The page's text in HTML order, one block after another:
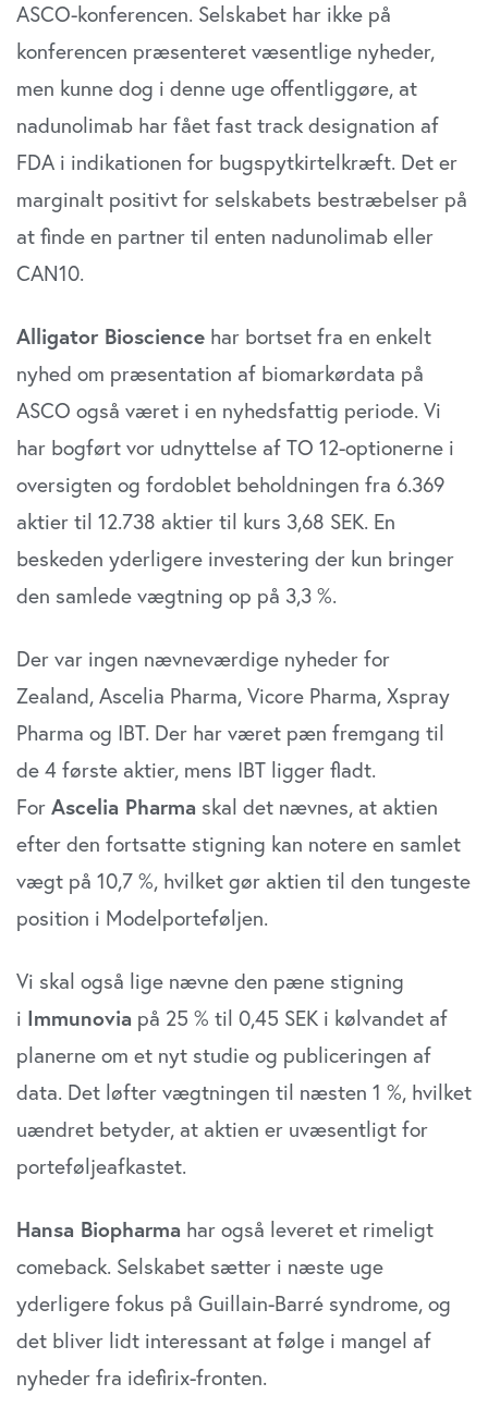
ASCO-konferencen. Selskabet har ikke på
konferencen præsenteret væsentlige nyheder,
men kunne dog i denne uge offentliggøre, at
nadunolimab har fået fast track designation af
FDA i indikationen for bugspytkirtelkræft. Det er
marginalt positivt for selskabets bestræbelser på
at finde en partner til enten nadunolimab eller
CAN10.
Alligator Bioscience har bortset fra en enkelt
nyhed om præsentation af biomarkørdata på
ASCO også været i en nyhedsfattig periode. Vi
har bogført vor udnyttelse af TO 12-optionerne i
oversigten og fordoblet beholdningen fra 6.369
aktier til 12.738 aktier til kurs 3,68 SEK. En
beskeden yderligere investering der kun bringer
den samlede vægtning op på 3,3 %.
Der var ingen nævneværdige nyheder for
Zealand, Ascelia Pharma, Vicore Pharma, Xspray
Pharma og IBT. Der har været pæn fremgang til
de 4 første aktier, mens IBT ligger fladt.
For Ascelia Pharma skal det nævnes, at aktien
efter den fortsatte stigning kan notere en samlet
vægt på 10,7 %, hvilket gør aktien til den tungeste
position i Modelporteføljen.
Vi skal også lige nævne den pæne stigning
i Immunovia på 25 % til 0,45 SEK i kølvandet af
planerne om et nyt studie og publiceringen af
data. Det løfter vægtningen til næsten 1 %, hvilket
uændret betyder, at aktien er uvæsentligt for
porteføljeafkastet.
Hansa Biopharma har også leveret et rimeligt
comeback. Selskabet sætter i næste uge
yderligere fokus på Guillain-Barré syndrome, og
det bliver lidt interessant at følge i mangel af
nyheder fra idefirix-fronten.